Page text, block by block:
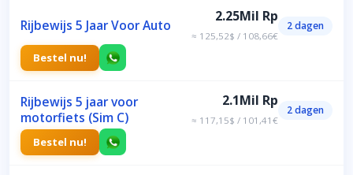
Rijbewijs 5 Jaar Voor Auto
2.25Mil Rp
≈ 125,52$ / 108,66€
2 dagen
Bestel nu!
Rijbewijs 5 jaar voor
motorfiets (Sim C)
2.1Mil Rp
≈ 117,15$ / 101,41€
2 dagen
Bestel nu!